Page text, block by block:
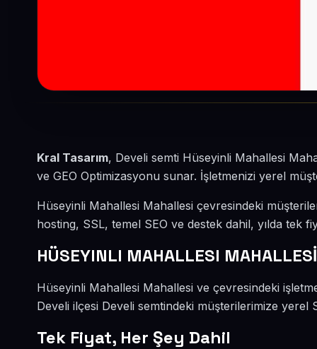
Kral Tasarım, Develi semti Hüseyinli Mahallesi
ve GEO Optimizasyonu sunar. İşletmenizi yerel
Hüseyinli Mahallesi Mahallesi çevresindeki
hosting, SSL, temel SEO ve destek dahil, yılda tek
HÜSEYINLI MAHALLESI
Hüseyinli Mahallesi Mahallesi ve çevresindeki
Develi ilçesi Develi semtindeki müşterilerimize yerel
Tek Fiyat, Her Şey Dahil